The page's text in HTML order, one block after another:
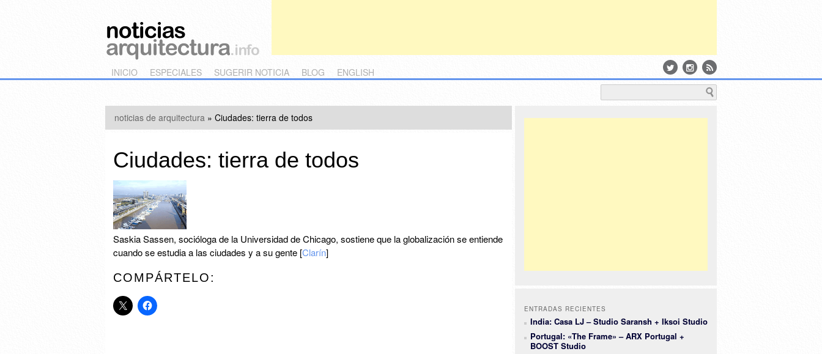
Main menu
Skip to primary content
Skip to secondary content
INICIO ESPECIALES SUGERIR NOTICIA BLOG ENGLISH
noticias de arquitectura » Ciudades: tierra de todos
Ciudades: tierra de todos
Saskia Sassen, socióloga de la Universidad de Chicago, sostiene que la globalización se entiende
cuando se estudia a las ciudades y a su gente [Clarín]
COMPÁRTELO:
ENTRADAS RECIENTES
India: Casa LJ – Studio Saransh + Iksoi Studio
Portugal: «The Frame» – ARX Portugal +
BOOST Studio